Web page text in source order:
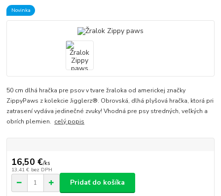
Novinka
50 cm dlhá hračka pre psov v tvare žraloka od americkej značky
ZippyPaws z kolekcie Jigglerz®. Obrovská, dlhá plyšová hračka, ktorá pri
zatrasení vydáva jedinečné zvuky! Vhodná pre psy stredných, veľkých a
obrích plemien. celý popis
16,50 €/ks
13,41 € bez DPH
Pridať do košíka